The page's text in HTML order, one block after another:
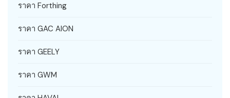
ราคา Forthing
ราคา GAC AION
ราคา GEELY
ราคา GWM